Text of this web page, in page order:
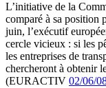
L’initiative de la
comparé à sa position
juin, l’exécutif
cercle vicieux : si les
les entreprises de
chercheront à obtenir
(EURACTIV 02/06/